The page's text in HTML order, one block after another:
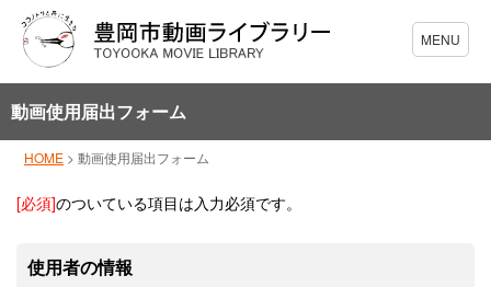
動画使用届出フォーム
HOME > 動画使用届出フォーム
[必須]のついている項目は入力必須です。
使用者の情報